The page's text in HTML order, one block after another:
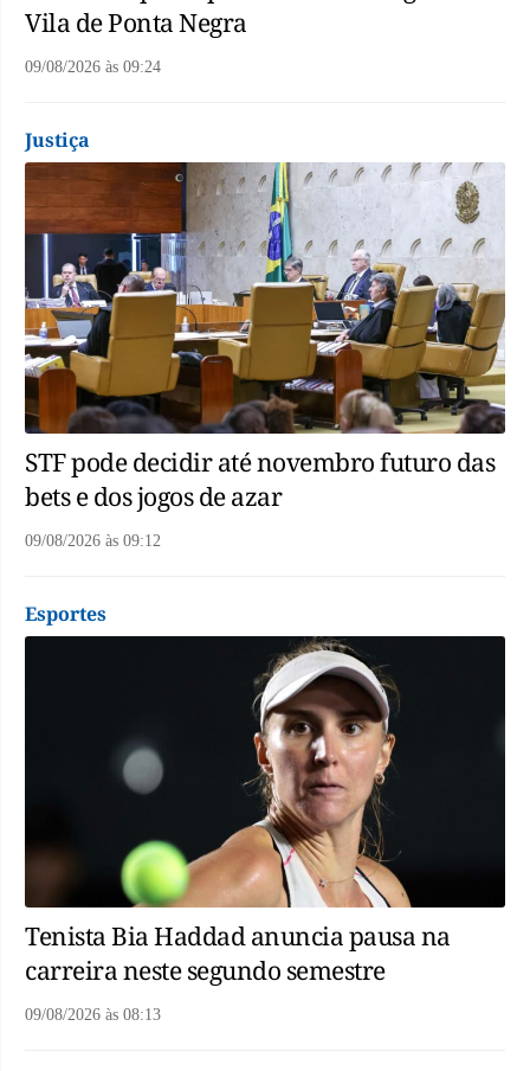
Vila de Ponta Negra
09/08/2026 às 09:24
Justiça
STF pode decidir até novembro futuro das
bets e dos jogos de azar
09/08/2026 às 09:12
Esportes
Tenista Bia Haddad anuncia pausa na
carreira neste segundo semestre
09/08/2026 às 08:13